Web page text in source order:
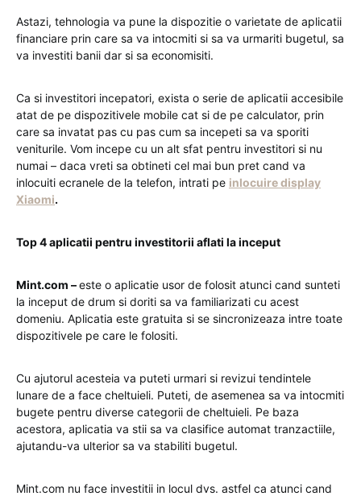
Astazi, tehnologia va pune la dispozitie o varietate de aplicatii
financiare prin care sa va intocmiti si sa va urmariti bugetul, sa
va investiti banii dar si sa economisiti.
Ca si investitori incepatori, exista o serie de aplicatii accesibile
atat de pe dispozitivele mobile cat si de pe calculator, prin
care sa invatat pas cu pas cum sa incepeti sa va sporiti
veniturile. Vom incepe cu un alt sfat pentru investitori si nu
numai – daca vreti sa obtineti cel mai bun pret cand va
inlocuiti ecranele de la telefon, intrati pe inlocuire display
Xiaomi.
Top 4 aplicatii pentru investitorii aflati la inceput
Mint.com –este o aplicatie usor de folosit atunci cand sunteti
la inceput de drum si doriti sa va familiarizati cu acest
domeniu. Aplicatia este gratuita si se sincronizeaza intre toate
dispozitivele pe care le folositi.
Cu ajutorul acesteia va puteti urmari si revizui tendintele
lunare de a face cheltuieli. Puteti, de asemenea sa va intocmiti
bugete pentru diverse categorii de cheltuieli. Pe baza
acestora, aplicatia va stii sa va clasifice automat tranzactiile,
ajutandu-va ulterior sa va stabiliti bugetul.
Mint.com nu face investitii in locul dvs. astfel ca atunci cand